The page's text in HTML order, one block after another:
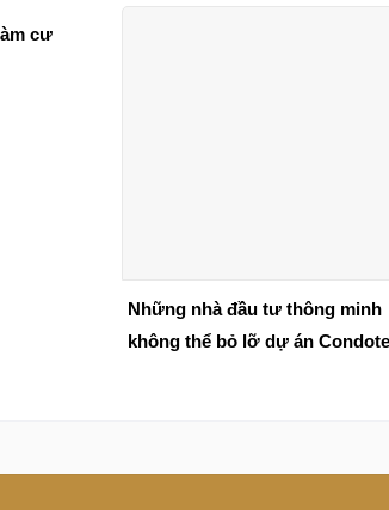
cư
Những nhà đầu tư thông minh
không thể bỏ lỡ dự án